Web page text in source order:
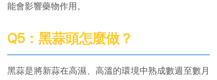
能會影響藥物作用。
Q5：黑蒜頭怎麼做？
黑蒜是將新蒜在高濕、高溫的環境中熟成數週至數月